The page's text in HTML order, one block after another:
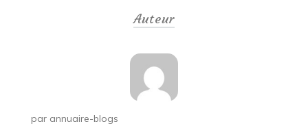
Auteur
par annuaire-blogs